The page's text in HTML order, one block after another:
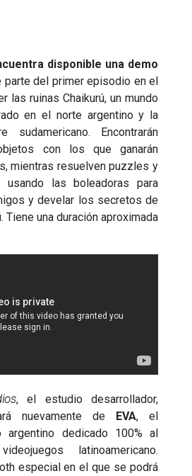
disponible una demo
parte del primer episodio en el
las ruinas Chaikurú, un mundo
en el norte argentino y la
Encontrarán
con los que ganarán
mientras resuelven puzzles y
usando las boleadoras para
y develar los secretos de
Tiene una duración aproximada
, el estudio desarrollador,
nuevamente de EVA, el
argentino dedicado 100% al
latinoamericano.
especial en el que se podrá